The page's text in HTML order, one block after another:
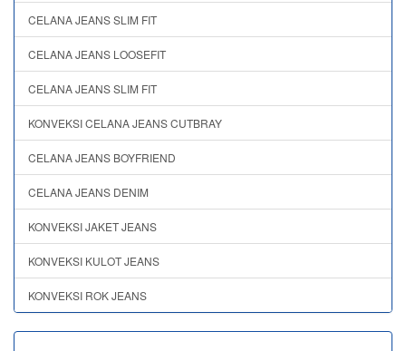
CELANA JEANS SLIM FIT
CELANA JEANS LOOSEFIT
CELANA JEANS SLIM FIT
KONVEKSI CELANA JEANS CUTBRAY
CELANA JEANS BOYFRIEND
CELANA JEANS DENIM
KONVEKSI JAKET JEANS
KONVEKSI KULOT JEANS
KONVEKSI ROK JEANS